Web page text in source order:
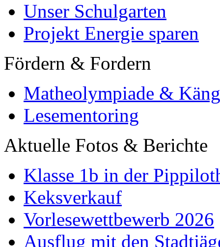
Unser Schulgarten
Projekt Energie sparen
Fördern & Fordern
Matheolympiade &
Lesementoring
Aktuelle Fotos & Berichte
Klasse 1b in der
Keksverkauf
Vorlesewettbewerb 2026
Ausflug mit den